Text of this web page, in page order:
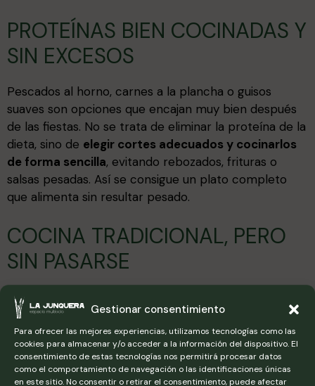
Gestionar consentimiento
Para ofrecer las mejores experiencias, utilizamos tecnologías como las
cookies para almacenar y/o acceder a la información del dispositivo. El
consentimiento de estas tecnologías nos permitirá procesar datos
como el comportamiento de navegación o las identificaciones únicas
en este sitio. No consentir o retirar el consentimiento, puede afectar
PROTEÍNAS BIEN COCINADAS Y
SIN EXCESOS
Pescados al horno, carnes a la plancha o guisos
suaves son opciones que encajan muy bien después
de las fiestas. No se trata de eliminar la proteína de la
dieta, sino de elegir cortes adecuados y cocinarlos
de forma sencilla, evitando rebozados, frituras o
salsas pesadas. Así se consigue un plato completo
que alimenta sin resultar pesado.
COCINA TRADICIONAL, PERO
SIN PASARSE
La cocina de siempre sigue teniendo su lugar, incluso
después de Navidad. Un guiso bien hecho, con
tiempos largos y controlando la cantidad de grasa,
puede sentar de maravilla.